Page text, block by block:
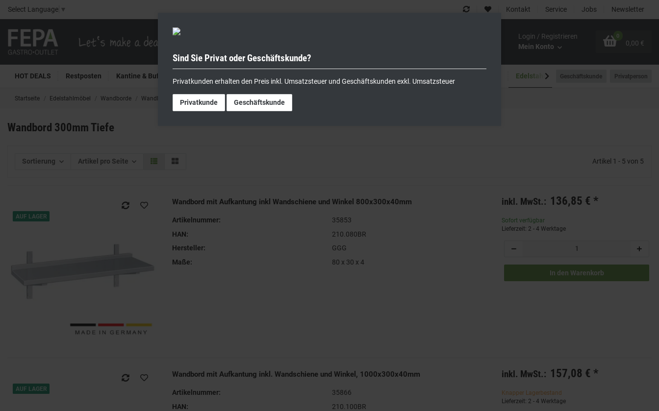
Select Language ▼ Kontakt Service Jobs Newsletter
Login / Registrieren
Mein Konto
0
0,00 €
HOT DEALS Restposten Kantine & Buffet Edelstahlmöbel Outdoor-Bereich
Geschäftskunde Privatperson
Startseite Edelstahlmöbel Wandborde Wandbord 300mm Tiefe
Wandbord 300mm Tiefe
Sortierung Artikel pro Seite Artikel 1 - 5 von 5
AUF LAGER
Wandbord mit Aufkantung inkl Wandschiene und Winkel 800x300x40mm
Artikelnummer:
35853
HAN:
210.080BR
Hersteller:
GGG
Maße:
80 x 30 x 4
inkl. MwSt.: 136,85 € *
Sofort verfügbar
Lieferzeit: 2 - 4 Werktage
In den Warenkorb
AUF LAGER
Wandbord mit Aufkantung inkl. Wandschiene und Winkel, 1000x300x40mm
Artikelnummer:
35866
HAN:
210.100BR
inkl. MwSt.: 157,08 € *
Knapper Lagerbestand
Lieferzeit: 2 - 4 Werktage
Sind Sie Privat oder Geschäftskunde?
Privatkunden erhalten den Preis inkl. Umsatzsteuer und Geschäftskunden exkl. Umsatzsteuer
Privatkunde Geschäftskunde